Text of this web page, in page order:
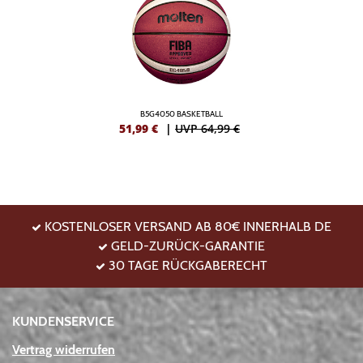
B5G4050 BASKETBALL
51,99 € | UVP 64,99 €
KOSTENLOSER VERSAND AB 80€ INNERHALB DE
GELD-ZURÜCK-GARANTIE
30 TAGE RÜCKGABERECHT
KUNDENSERVICE
Vertrag widerrufen